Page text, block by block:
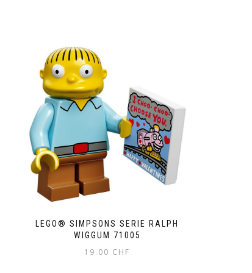
LEGO® SIMPSONS SERIE RALPH
WIGGUM 71005
19.00 CHF